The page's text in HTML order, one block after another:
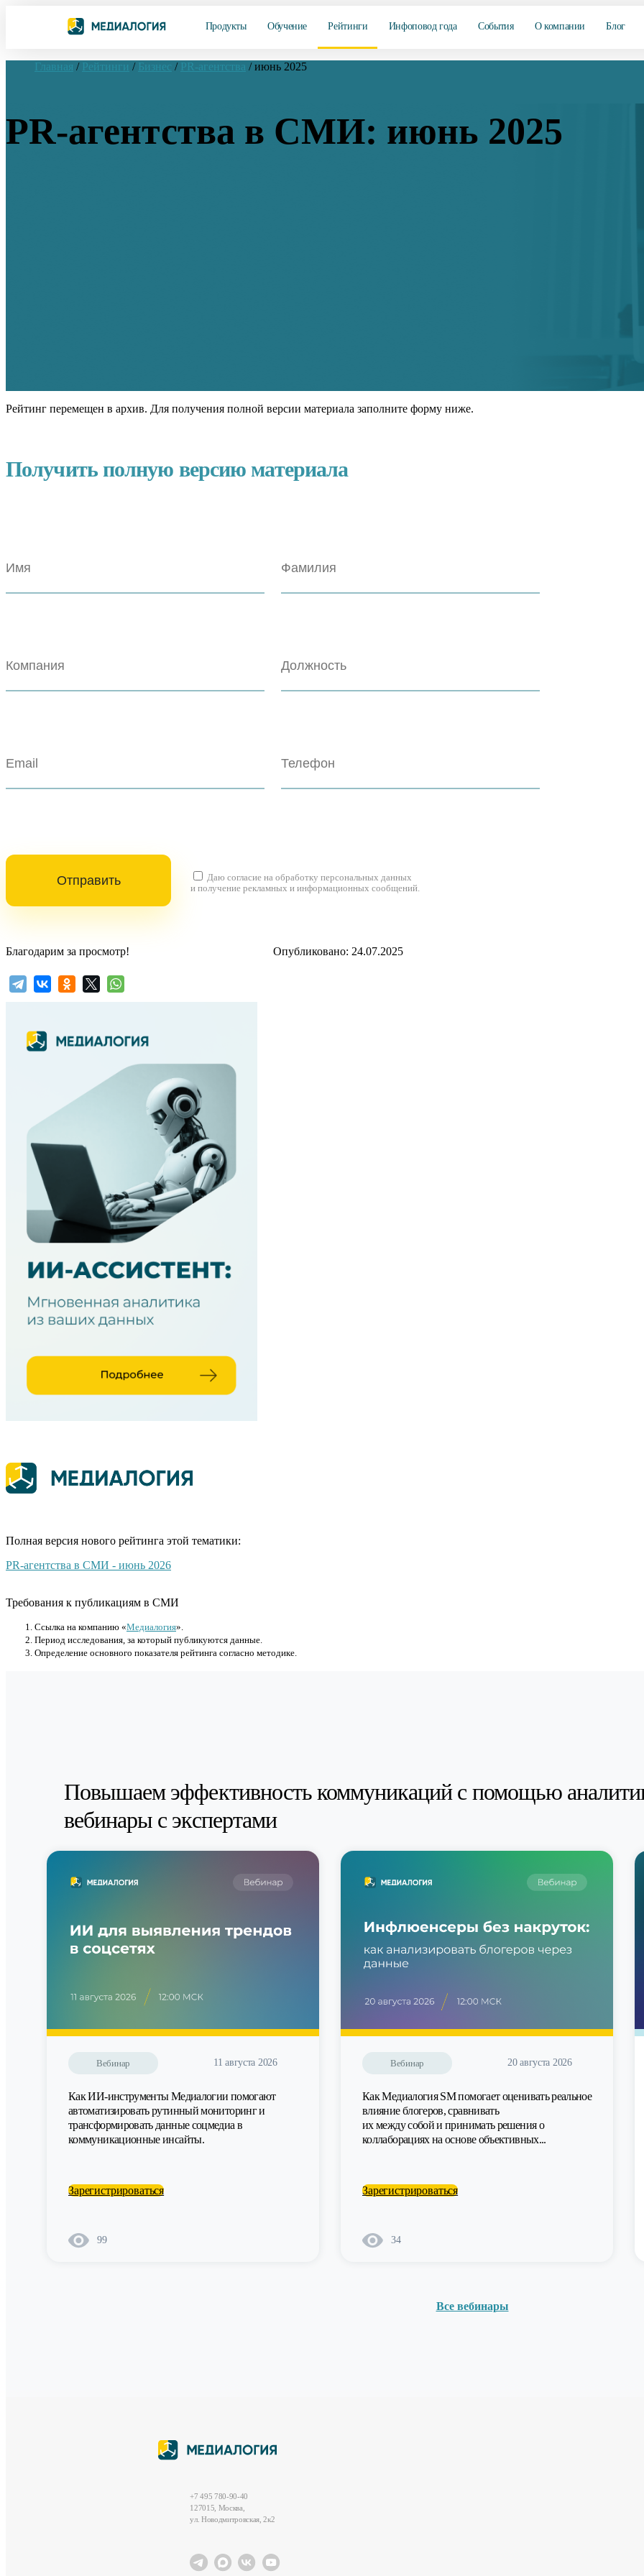
Продукты Обучение Рейтинги Инфоповод года События О компании Блог
Главная / Рейтинги / Бизнес / PR-агентства / июнь 2025
PR-агентства в СМИ: июнь 2025
Рейтинг перемещен в архив. Для получения полной версии материала заполните форму ниже.
Получить полную версию материала
Даю согласие на обработку персональных данных
и получение рекламных и информационных сообщений.
Благодарим за просмотр! Опубликовано: 24.07.2025
Полная версия нового рейтинга этой тематики:
PR-агентства в СМИ - июнь 2026
Требования к публикациям в СМИ
Cсылка на компанию «Медиалогия».
Период исследования, за который публикуются данные.
Определение основного показателя рейтинга согласно методике.
Повышаем эффективность коммуникаций с помощью
вебинары с экспертами
Вебинар 11 августа 2026
Как ИИ-инструменты Медиалогии помогают
автоматизировать рутинный мониторинг и
трансформировать данные соцмедиа в
коммуникационные инсайты.
Зарегистрироваться
99
Вебинар 20 августа 2026
Как Медиалогия SM помогает оценивать реальное
влияние блогеров, сравнивать
их между собой и принимать решения о
коллаборациях на основе объективных...
Зарегистрироваться
34
Все вебинары
+7 495 780-90-40
127015, Москва,
ул. Новодмитровская, 2к2